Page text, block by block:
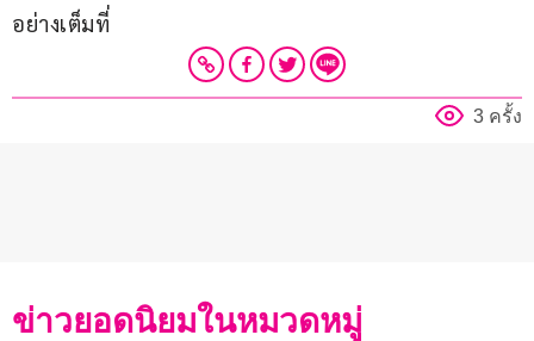
อย่างเต็มที่
3 ครั้ง
ข่าวยอดนิยมในหมวดหมู่